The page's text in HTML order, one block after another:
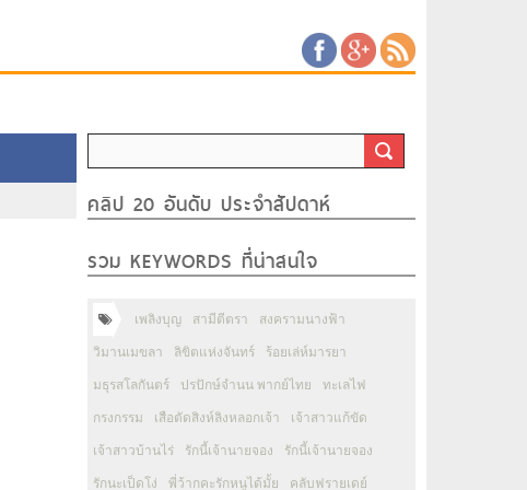
คลิป 20 อันดับ ประจำสัปดาห์
รวม KEYWORDS ที่น่าสนใจ
เพลิงบุญ สามีตีตรา สงครามนางฟ้า
วิมานเมขลา ลิขิตแห่งจันทร์ ร้อยเล่ห์มารยา
มธุรสโลกันตร์ ปรปักษ์จำนน พากย์ไทย ทะเลไฟ
กรงกรรม เสือตัดสิงห์ลิงหลอกเจ้า เจ้าสาวแก้ขัด
เจ้าสาวบ้านไร่ รักนี้เจ้านายจอง รักนี้เจ้านายจอง
รักนะเป็ดโง่ พี่ว้ากคะรักหนูได้มั้ย คลับฟรายเดย์